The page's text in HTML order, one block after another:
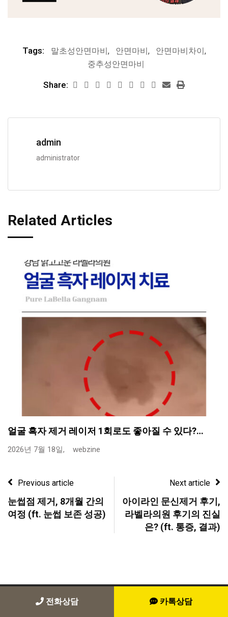
Tags: 말초성안면마비, 안면마비, 안면마비차이,
중추성안면마비
Share:
admin
administrator
Related Articles
얼굴 흑자 제거 레이저 1회로도 좋아질 수 있다?…
2026년 7월 18일, webzine
Previous article
눈썹점 제거, 8개월 간의
여정 (ft. 눈썹 보존 성공)
Next article
아이라인 문신제거 후기,
라벨라의원 후기의 진실
은? (ft. 통증, 결과)
카톡상담
전화상담